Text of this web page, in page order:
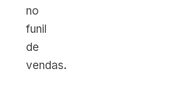
no
funil
de
vendas.